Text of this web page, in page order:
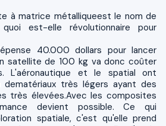
à matrice métalliqueest le nom de
est-elle révolutionnaire pour
40.000 dollars pour lancer
satellite de 100 kg va donc coûter
L'aéronautique et le spatial ont
dematériaux très légers ayant des
très élevées.Avec les composites
devient possible. Ce qui
spatiale, c'est qu'elle prend